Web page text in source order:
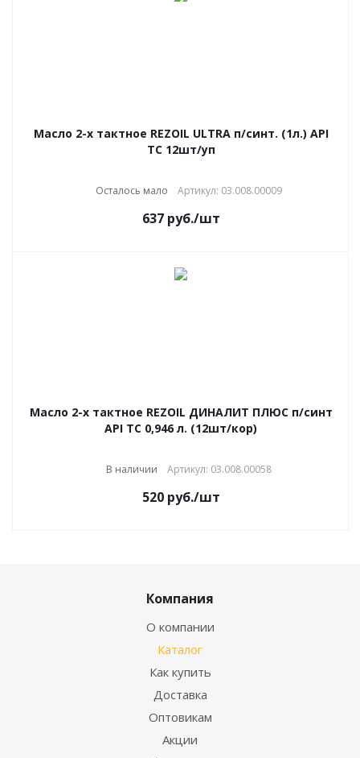
Масло 2-х тактное REZOIL ULTRA п/синт. (1л.) API
TC 12шт/уп
Осталось мало Артикул: 03.008.00009
637руб./шт
Масло 2-х тактное REZOIL ДИНАЛИТ ПЛЮС п/синт
API ТС 0,946 л. (12шт/кор)
В наличии Артикул: 03.008.00058
520руб./шт
Компания
О компании
Каталог
Как купить
Доставка
Оптовикам
Акции